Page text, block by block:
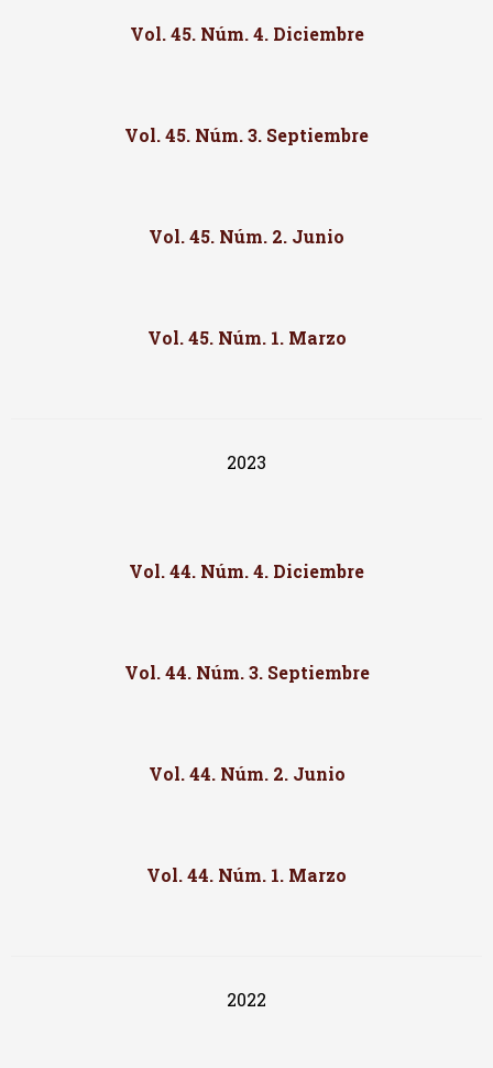
Vol. 45. Núm. 4. Diciembre
Vol. 45. Núm. 3. Septiembre
Vol. 45. Núm. 2. Junio
Vol. 45. Núm. 1. Marzo
2023
Vol. 44. Núm. 4. Diciembre
Vol. 44. Núm. 3. Septiembre
Vol. 44. Núm. 2. Junio
Vol. 44. Núm. 1. Marzo
2022